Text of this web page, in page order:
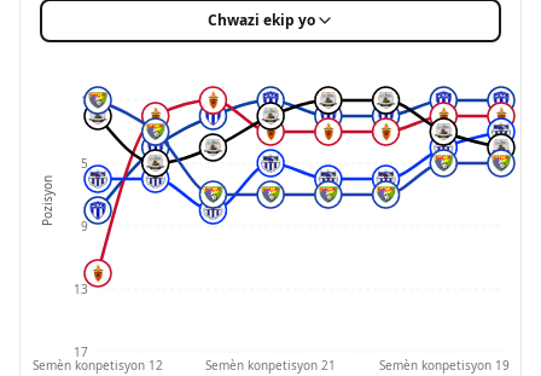
Chwazi ekip yo
Semèn konpetisyon 12 Semèn konpetisyon 21 Semèn konpetisyon 19
1
5
9
13
17
Pozisyon